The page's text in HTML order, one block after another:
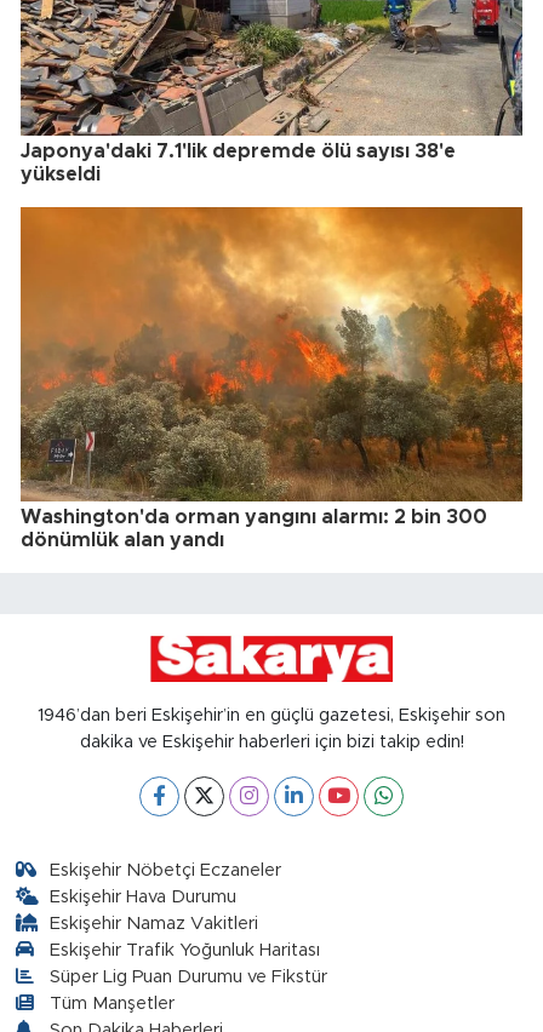
Japonya'daki 7.1'lik depremde ölü sayısı 38'e
yükseldi
Washington'da orman yangını alarmı: 2 bin 300
dönümlük alan yandı
1946’dan beri Eskişehir’in en güçlü gazetesi, Eskişehir son
dakika ve Eskişehir haberleri için bizi takip edin!
Eskişehir Nöbetçi Eczaneler
Eskişehir Hava Durumu
Eskişehir Namaz Vakitleri
Eskişehir Trafik Yoğunluk Haritası
Süper Lig Puan Durumu ve Fikstür
Tüm Manşetler